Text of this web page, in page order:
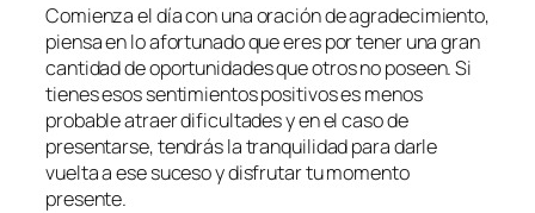
Comienza el día con una oración de agradecimiento,
piensa en lo afortunado que eres por tener una gran
cantidad de oportunidades que otros no poseen. Si
tienes esos sentimientos positivos es menos
probable atraer dificultades y en el caso de
presentarse, tendrás la tranquilidad para darle
vuelta a ese suceso y disfrutar tu momento
presente.